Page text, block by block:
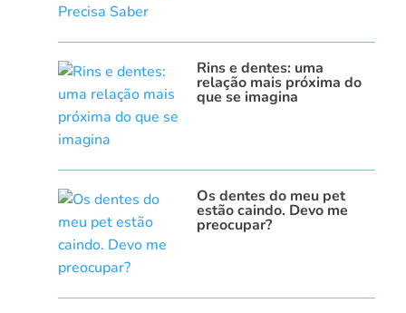
Rins e dentes: uma
relação mais próxima do
que se imagina
Os dentes do meu pet
estão caindo. Devo me
preocupar?